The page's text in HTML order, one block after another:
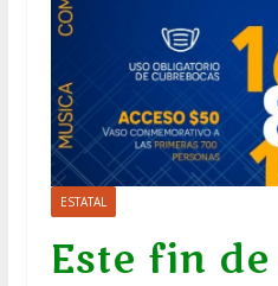
ESTATAL
Este fin